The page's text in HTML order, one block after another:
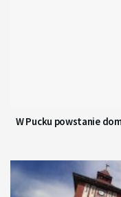
W Pucku powstanie